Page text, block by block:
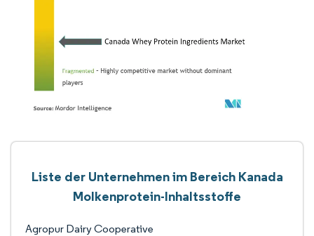
Liste der Unternehmen im Bereich Kanada
Molkenprotein-Inhaltsstoffe
Agropur Dairy Cooperative